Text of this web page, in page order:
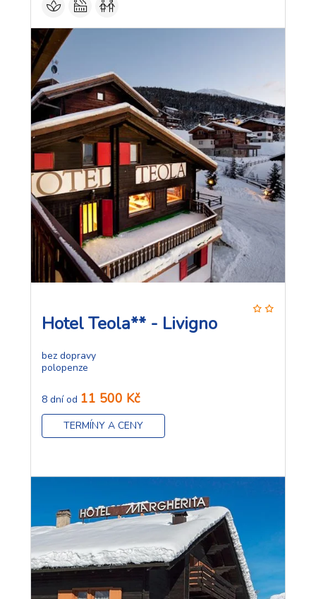
Hotel Teola** - Livigno
bez dopravy
polopenze
8 dní od 11 500 Kč
TERMÍNY A CENY